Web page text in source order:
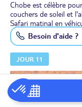
Chobe est célèbre
couchers de soleil et
Safari matinal en
être celui qui abrite la
monde.
Déjeuner libre.
En fin d'après-midi,
le soleil couchant
Dîner et nuit au lodge.
Plus de détails
JOUR 11
Besoin d'aide ?